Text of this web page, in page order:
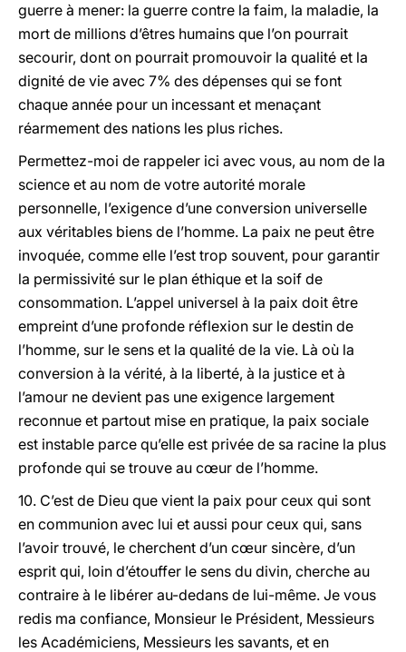
guerre à mener: la guerre contre la faim, la maladie, la
mort de millions d’êtres humains que l’on pourrait
secourir, dont on pourrait promouvoir la qualité et la
dignité de vie avec 7% des dépenses qui se font
chaque année pour un incessant et menaçant
réarmement des nations les plus riches.
Permettez-moi de rappeler ici avec vous, au nom de la
science et au nom de votre autorité morale
personnelle, l’exigence d’une conversion universelle
aux véritables biens de l’homme. La paix ne peut être
invoquée, comme elle l’est trop souvent, pour garantir
la permissivité sur le plan éthique et la soif de
consommation. L’appel universel à la paix doit être
empreint d’une profonde réflexion sur le destin de
l’homme, sur le sens et la qualité de la vie. Là où la
conversion à la vérité, à la liberté, à la justice et à
l’amour ne devient pas une exigence largement
reconnue et partout mise en pratique, la paix sociale
est instable parce qu’elle est privée de sa racine la plus
profonde qui se trouve au cœur de l’homme.
10. C’est de Dieu que vient la paix pour ceux qui sont
en communion avec lui et aussi pour ceux qui, sans
l’avoir trouvé, le cherchent d’un cœur sincère, d’un
esprit qui, loin d’étouffer le sens du divin, cherche au
contraire à le libérer au-dedans de lui-même. Je vous
redis ma confiance, Monsieur le Président, Messieurs
les Académiciens, Messieurs les savants, et en